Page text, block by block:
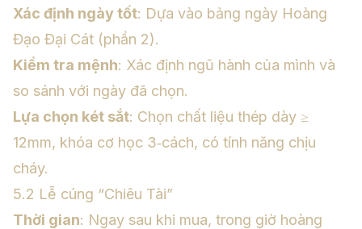
Xác định ngày tốt: Dựa vào bảng ngày Hoàng
Đạo Đại Cát (phần 2).
Kiểm tra mệnh: Xác định ngũ hành của mình và
so sánh với ngày đã chọn.
Lựa chọn két sắt: Chọn chất liệu thép dày ≥
12mm, khóa cơ học 3‑cách, có tính năng chịu
cháy.
5.2 Lễ cúng “Chiêu Tài”
Thời gian: Ngay sau khi mua, trong giờ hoàng